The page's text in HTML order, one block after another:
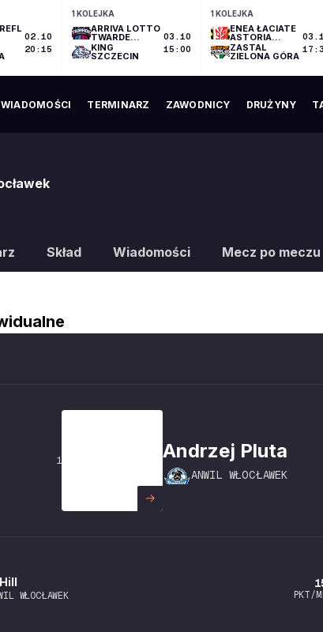
02.10
20:15
1 KOLEJKA
ARRIVA LOTTO
TWARDE
PIERNIKI
TORUŃ
KING
SZCZECIN
03.10
15:00
1 KOLEJKA
ENEA ŁACIATE
ASTORIA
BYDGOSZCZ
ZASTAL
ZIELONA GÓRA
WIADOMOŚCI TERMINARZ ZAWODNICY DRUŻYNY
Skład Wiadomości Mecz po meczu
1 Andrzej Pluta
ANWIL WŁOCŁAWEK
Hill
WŁOCŁAWEK PKT/